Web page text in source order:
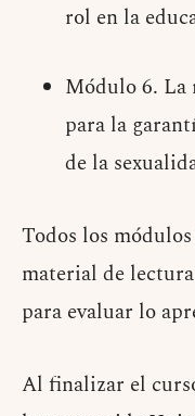
rol en la
Módulo 6. La
para la
de la
Todos los
material de
para evaluar lo
Al finalizar el